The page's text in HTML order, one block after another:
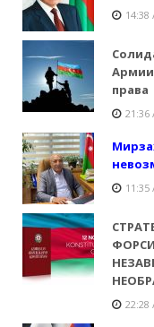
14:38
права
21:36
11:35
22:28